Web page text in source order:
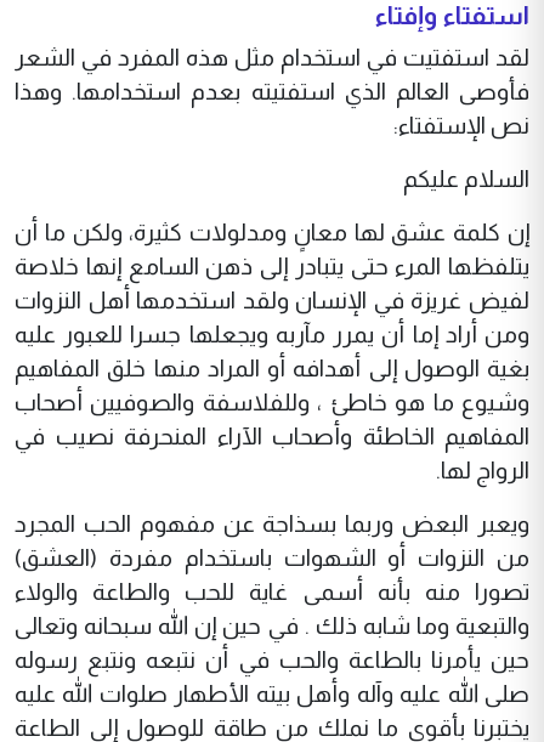
استفتاء وإفتاء
لقد استفتيت في استخدام مثل هذه المفرد في الشعر
فأوصى العالم الذي استفتيته بعدم استخدامها. وهذا
نص الإستفتاء:
السلام عليكم
إن كلمة عشق لها معانٍ ومدلولات كثيرة، ولكن ما أن
يتلفظها المرء حتى يتبادر إلى ذهن السامع إنها خلاصة
لفيض غريزة في الإنسان ولقد استخدمها أهل النزوات
ومن أراد إما أن يمرر مآربه ويجعلها جسرا للعبور عليه
بغية الوصول إلى أهدافه أو المراد منها خلق المفاهيم
وشيوع ما هو خاطئ ، وللفلاسفة والصوفيين أصحاب
المفاهيم الخاطئة وأصحاب الآراء المنحرفة نصيب في
الرواج لها.
ويعبر البعض وربما بسذاجة عن مفهوم الحب المجرد
من النزوات أو الشهوات باستخدام مفردة (العشق)
تصورا منه بأنه أسمى غاية للحب والطاعة والولاء
والتبعية وما شابه ذلك . في حين إن الله سبحانه وتعالى
حين يأمرنا بالطاعة والحب في أن نتبعه ونتبع رسوله
صلى الله عليه وآله وأهل بيته الأطهار صلوات الله عليه
يختبرنا بأقوى ما نملك من طاقة للوصول إلى الطاعة